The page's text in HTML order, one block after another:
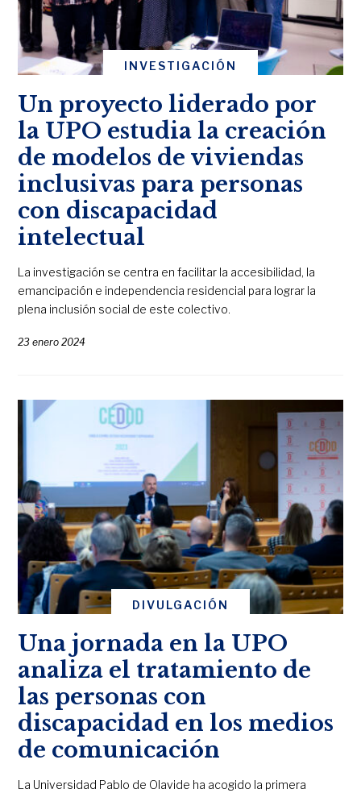
INVESTIGACIÓN
Un proyecto liderado por
la UPO estudia la creación
de modelos de viviendas
inclusivas para personas
con discapacidad
intelectual
La investigación se centra en facilitar la accesibilidad, la
emancipación e independencia residencial para lograr la
plena inclusión social de este colectivo.
23 enero 2024
DIVULGACIÓN
Una jornada en la UPO
analiza el tratamiento de
las personas con
discapacidad en los medios
de comunicación
La Universidad Pablo de Olavide ha acogido la primera